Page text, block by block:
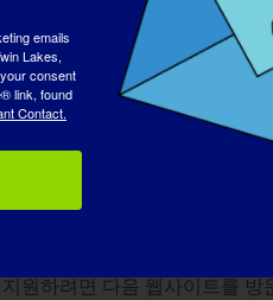
미칠 수 있다는 사실을 전 세
여가 제한되어 있는 스포츠
원하려면 다음 웹사이트를 방
emails
Lakes,
consent
link, found
Contact.